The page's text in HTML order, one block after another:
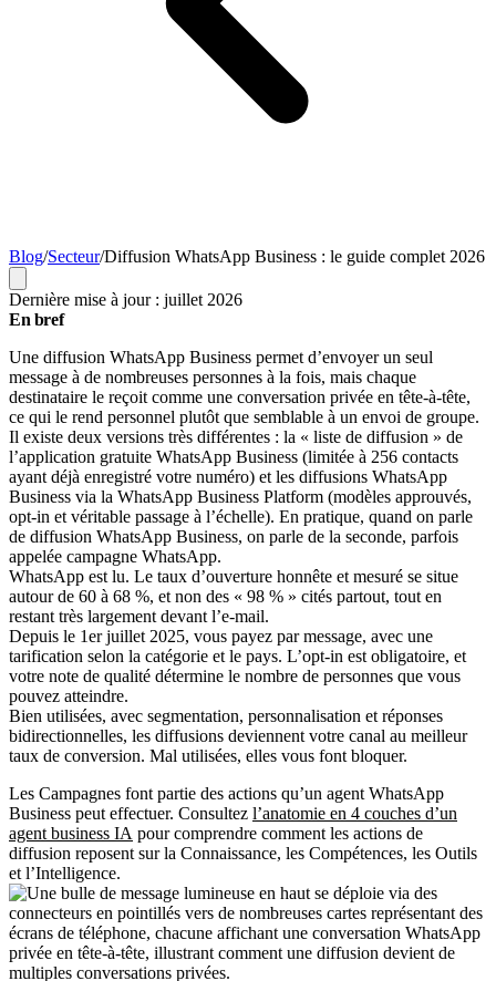
Blog/Secteur/Diffusion WhatsApp Business : le guide complet 2026
Dernière mise à jour : juillet 2026
En bref
Une diffusion WhatsApp Business permet d’envoyer un seul
message à de nombreuses personnes à la fois, mais chaque
destinataire le reçoit comme une conversation privée en tête-à-tête,
ce qui le rend personnel plutôt que semblable à un envoi de groupe.
Il existe deux versions très différentes : la « liste de diffusion » de
l’application gratuite WhatsApp Business (limitée à 256 contacts
ayant déjà enregistré votre numéro) et les diffusions WhatsApp
Business via la WhatsApp Business Platform (modèles approuvés,
opt-in et véritable passage à l’échelle). En pratique, quand on parle
de diffusion WhatsApp Business, on parle de la seconde, parfois
appelée campagne WhatsApp.
WhatsApp est lu. Le taux d’ouverture honnête et mesuré se situe
autour de 60 à 68 %, et non des « 98 % » cités partout, tout en
restant très largement devant l’e-mail.
Depuis le 1er juillet 2025, vous payez par message, avec une
tarification selon la catégorie et le pays. L’opt-in est obligatoire, et
votre note de qualité détermine le nombre de personnes que vous
pouvez atteindre.
Bien utilisées, avec segmentation, personnalisation et réponses
bidirectionnelles, les diffusions deviennent votre canal au meilleur
taux de conversion. Mal utilisées, elles vous font bloquer.
Les Campagnes font partie des actions qu’un agent WhatsApp
Business peut effectuer. Consultez l’anatomie en 4 couches d’un
agent business IA pour comprendre comment les actions de
diffusion reposent sur la Connaissance, les Compétences, les Outils
et l’Intelligence.